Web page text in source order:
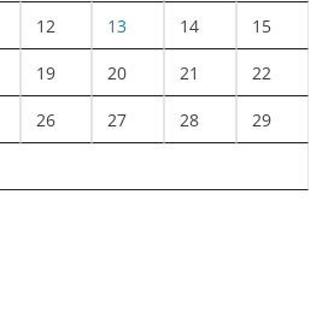
12 13 14 15
19 20 21 22
26 27 28 29